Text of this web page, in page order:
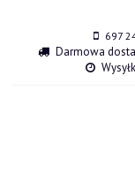
697
Darmowa